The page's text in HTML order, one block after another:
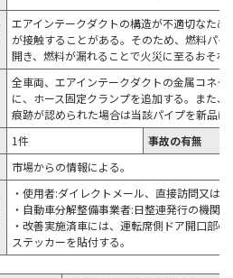
エアインテークダクトの構造が不適切なた
が接触することがある。そのため、燃料パ
開き、燃料が漏れることで火災に至るおそれ
全車両、エアインテークダクトの金属コネ
に、ホース固定クランプを追加する。また
痕跡が認められた場合は当該パイプを新品に
1件
事故の有無
市場からの情報による。
・使用者:ダイレクトメール、直接訪問又は
・自動車分解整備事業者:日整連発行の機関
・改善実施済車には、運転席側ドア開口部
ステッカーを貼付する。